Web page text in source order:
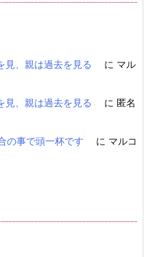
、親は過去を見る
に マル
、親は過去を見る
に 匿名
の事で頭一杯です
に マルコ